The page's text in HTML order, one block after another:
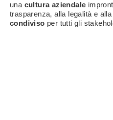
una cultura aziendale
trasparenza, alla legalità e
condiviso per tutti gli